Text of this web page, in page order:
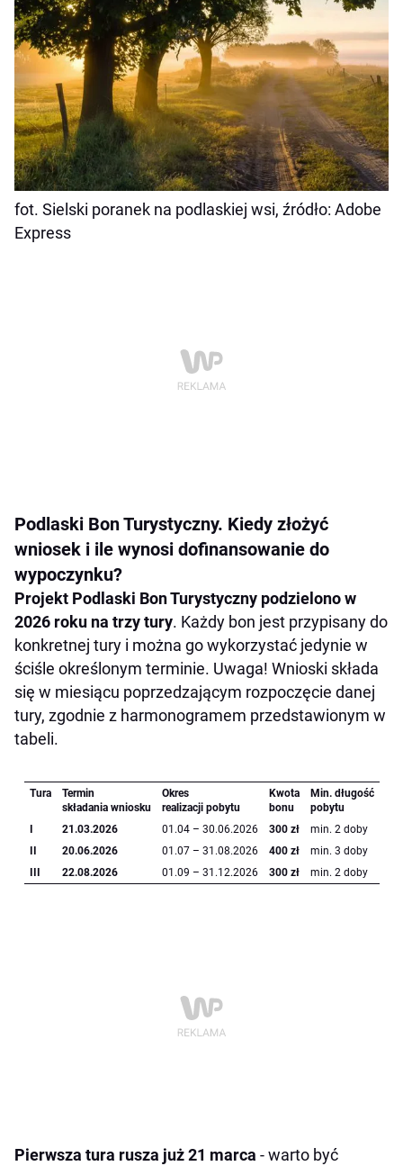
fot. Sielski poranek na podlaskiej wsi, źródło: Adobe
Express
Podlaski Bon Turystyczny. Kiedy złożyć
wniosek i ile wynosi dofinansowanie do
wypoczynku?
Projekt Podlaski Bon Turystyczny podzielono w
2026 roku na trzy tury. Każdy bon jest przypisany do
konkretnej tury i można go wykorzystać jedynie w
ściśle określonym terminie. Uwaga! Wnioski składa
się w miesiącu poprzedzającym rozpoczęcie danej
tury, zgodnie z harmonogramem przedstawionym w
tabeli.
Tura
Termin
składania wniosku
Okres
realizacji pobytu
Kwota
bonu
Min. długość
pobytu
21.03.2026 01.04 – 30.06.2026 300 zł
min. 2 doby
20.06.2026 01.07 – 31.08.2026 400 zł
min. 3 doby
22.08.2026 01.09 – 31.12.2026 300 zł min. 2 doby
Pierwsza tura rusza już 21 marca - warto być